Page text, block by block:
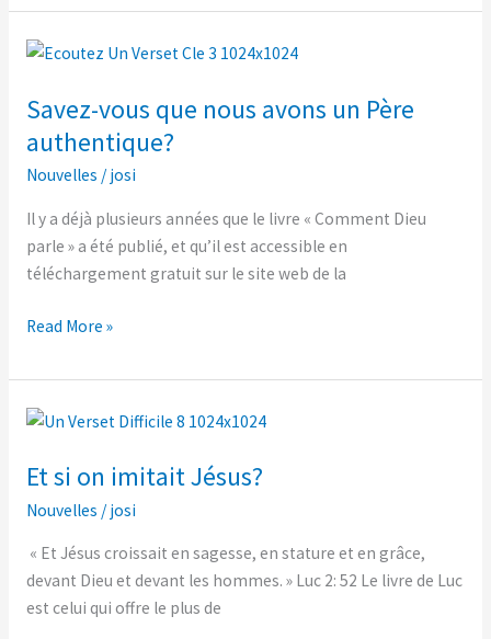
de
Jésus
Savez-vous que nous avons un Père
authentique?
Nouvelles / josi
Il y a déjà plusieurs années que le livre « Comment Dieu
parle » a été publié, et qu’il est accessible en
téléchargement gratuit sur le site web de la
Savez-
que
nous
un
Père
authentique?
Read More »
Et si on imitait Jésus?
Nouvelles / josi
« Et Jésus croissait en sagesse, en stature et en grâce,
devant Dieu et devant les hommes. » Luc 2: 52 Le livre de Luc
est celui qui offre le plus de
Et
on
imitait